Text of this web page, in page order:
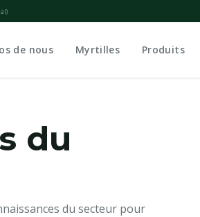
)
de nous Myrtilles Produits
du
du secteur pour